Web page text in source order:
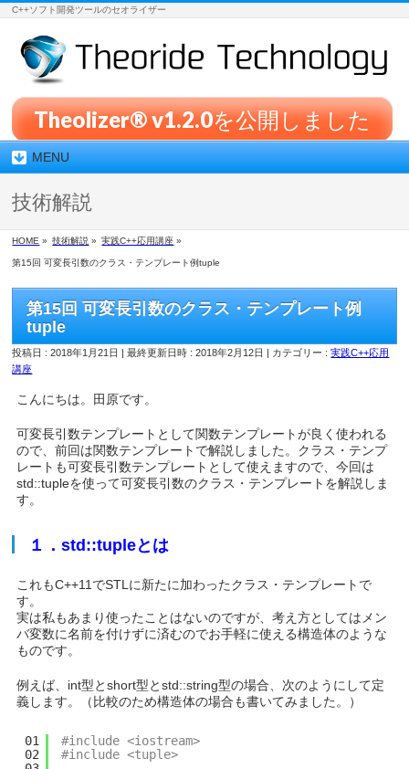
C++ソフト開発ツールのセオライザー
Theolizer® v1.2.0を公開しました
MENU
技術解説
HOME » 技術解説 » 実践C++応用講座 »
第15回 可変長引数のクラス・テンプレート例tuple
第15回 可変長引数のクラス・テンプレート例
tuple
投稿日 : 2018年1月21日 最終更新日時 : 2018年2月12日 カテゴリー :実践C++応用
講座
こんにちは。田原です。
可変長引数テンプレートとして関数テンプレートが良く使われる
ので、前回は関数テンプレートで解説しました。クラス・テンプ
レートも可変長引数テンプレートとして使えますので、今回は
std::tupleを使って可変長引数のクラス・テンプレートを解説しま
す。
１．std::tupleとは
これもC++11でSTLに新たに加わったクラス・テンプレートで
す。
実は私もあまり使ったことはないのですが、考え方としてはメン
バ変数に名前を付けずに済むのでお手軽に使える構造体のような
ものです。
例えば、int型とshort型とstd::string型の場合、次のようにして定
義します。（比較のため構造体の場合も書いてみました。）
01
02
#include <iostream>
#include <tuple>